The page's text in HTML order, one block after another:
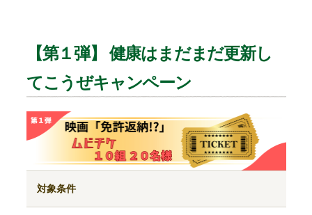
【第１弾】 健康はまだまだ更新し
てこうぜキャンペーン
対象条件